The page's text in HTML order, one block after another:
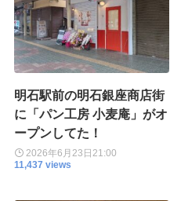
明石駅前の明石銀座商店街
に「パン工房 小麦庵」がオ
ープンしてた！
2026年6月23日 21:00
11,437 views